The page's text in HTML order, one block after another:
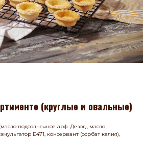
(круглые и овальные)
подсолнечное арф. Дезод., масло
Е471, консервант (сорбат калия),